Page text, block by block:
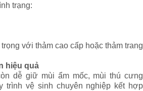
trạng:
với thảm cao cấp hoặc thảm trang
hiệu quả
dễ giữ mùi ẩm mốc, mùi thú cưng
trình vệ sinh chuyên nghiệp kết hợp